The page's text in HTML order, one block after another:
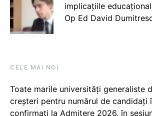
implicațiile
Op Ed David
CELE MAI NOI
Toate marile universități generaliste
creșteri pentru numărul de candidați
confirmați la Admitere 2026, în